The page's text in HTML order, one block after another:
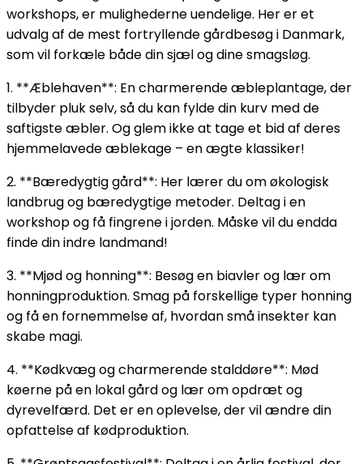
workshops, er mulighederne uendelige. Her er et
udvalg af de mest fortryllende gårdbesøg i Danmark,
som vil forkæle både din sjæl og dine smagsløg.
1. **Æblehaven**: En charmerende æbleplantage, der
tilbyder pluk selv, så du kan fylde din kurv med de
saftigste æbler. Og glem ikke at tage et bid af deres
hjemmelavede æblekage – en ægte klassiker!
2. **Bæredygtig gård**: Her lærer du om økologisk
landbrug og bæredygtige metoder. Deltag i en
workshop og få fingrene i jorden. Måske vil du endda
finde din indre landmand!
3. **Mjød og honning**: Besøg en biavler og lær om
honningproduktion. Smag på forskellige typer honning
og få en fornemmelse af, hvordan små insekter kan
skabe magi.
4. **Kødkvæg og charmerende stalddøre**: Mød
køerne på en lokal gård og lær om opdræt og
dyrevelfærd. Det er en oplevelse, der vil ændre din
opfattelse af kødproduktion.